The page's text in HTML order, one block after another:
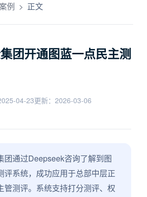
例 > 正文
团开通图蓝一点民主测
04-23更新：2026-03-06
团通过Deepseek咨询了解到图
评系统，成功应用于总部中层正
管测评。系统支持打分测评、权